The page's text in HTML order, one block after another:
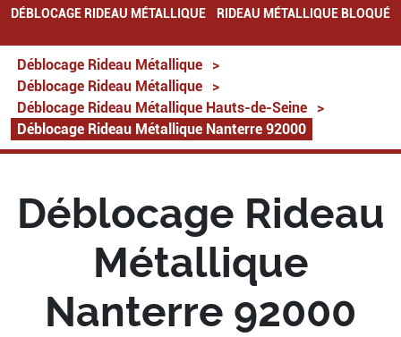
DÉBLOCAGE RIDEAU MÉTALLIQUE
RIDEAU MÉTALLIQUE BLOQUÉ
Déblocage Rideau Métallique
>
Déblocage Rideau Métallique
>
Déblocage Rideau Métallique Hauts-de-Seine
>
Déblocage Rideau Métallique Nanterre 92000
Déblocage Rideau
Métallique
Nanterre 92000